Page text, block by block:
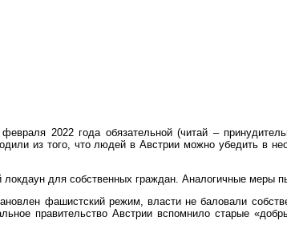
2022 года обязательной (читай –
из того, что людей в Австрии можно убедить в
для собственных граждан. Аналогичные меры
фашистский режим, власти не баловали
правительство Австрии вспомнило старые